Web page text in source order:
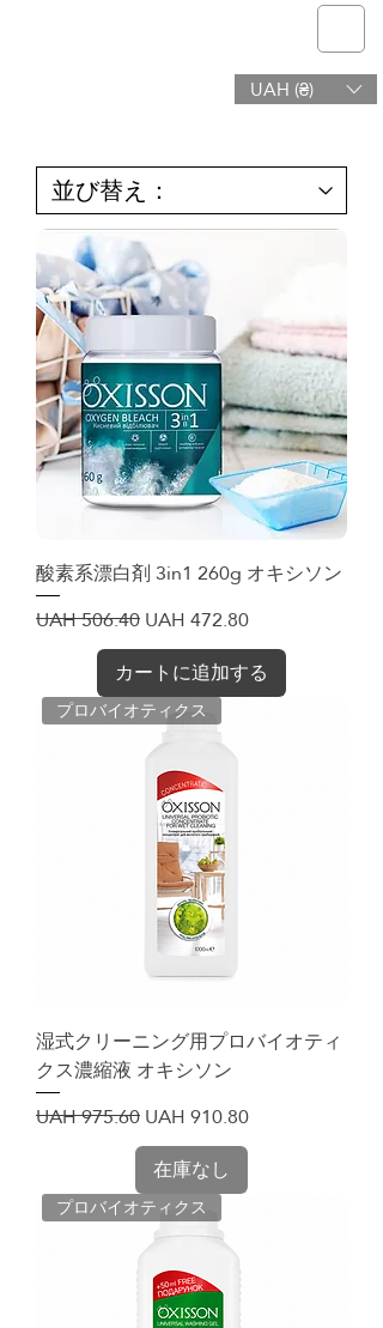
UAH (₴)
酸素系漂白剤 3in1 260g オキシソン
通常価格
UAH 506.40セール価格
UAH 472.80
カートに追加する
プロバイオティクス
湿式クリーニング用プロバイオティ
クス濃縮液 オキシソン
通常価格
UAH 975.60セール価格
UAH 910.80
在庫なし
プロバイオティクス